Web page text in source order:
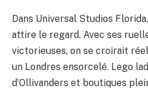
Dans Universal Studios
attire le regard. Avec ses
victorieuses, on se croirait
un Londres ensorcelé. Lego
d’Ollivanders et boutiques